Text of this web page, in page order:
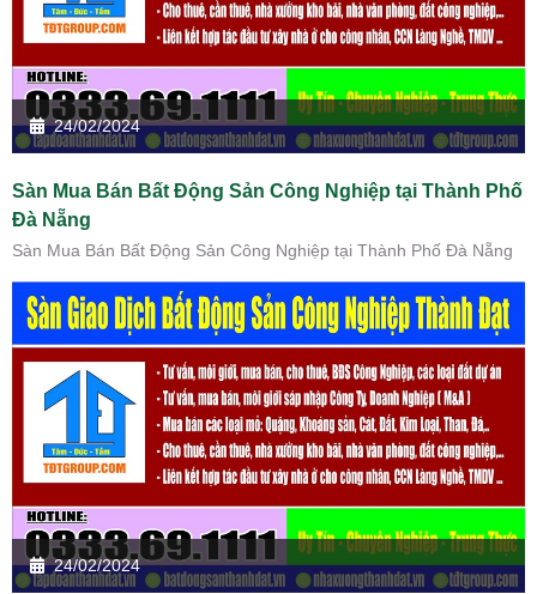
24/02/2024
Sàn Mua Bán Bất Động Sản Công Nghiệp tại Thành Phố
Đà Nẵng
Sàn Mua Bán Bất Động Sản Công Nghiệp tại Thành Phố Đà Nẵng
24/02/2024